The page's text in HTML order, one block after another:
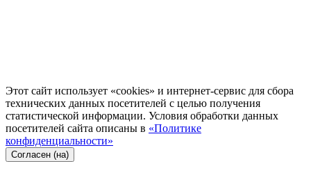
Этот сайт использует «cookies» и интернет-сервис для сбора
технических данных посетителей с целью получения
статистической информации. Условия обработки данных
посетителей сайта описаны в «Политике
конфиденциальности»
Согласен (на)